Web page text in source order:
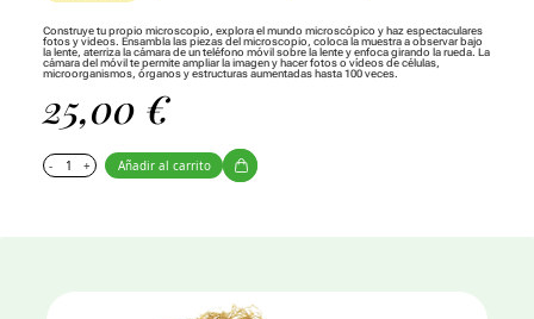
Construye tu propio microscopio, explora el mundo microscópico y haz espectaculares
fotos y videos. Ensambla las piezas del microscopio, coloca la muestra a observar bajo
la lente, aterriza la cámara de un teléfono móvil sobre la lente y enfoca girando la rueda. La
cámara del móvil te permite ampliar la imagen y hacer fotos o vídeos de células,
microorganismos, órganos y estructuras aumentadas hasta 100 veces.
25,00 €
- + Añadir al carrito